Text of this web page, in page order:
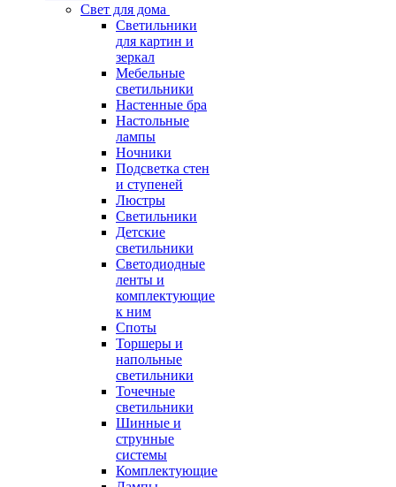
Свет для дома
Светильники
для картин и
зеркал
Мебельные
светильники
Настенные бра
Настольные
лампы
Ночники
Подсветка стен
и ступеней
Люстры
Светильники
Детские
светильники
Светодиодные
ленты и
комплектующие
к ним
Споты
Торшеры и
напольные
светильники
Точечные
светильники
Шинные и
струнные
системы
Комплектующие